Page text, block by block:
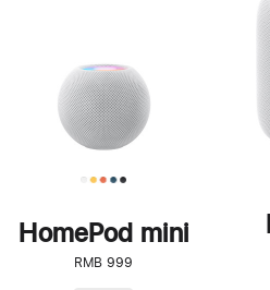
HomePod mini
RMB 999